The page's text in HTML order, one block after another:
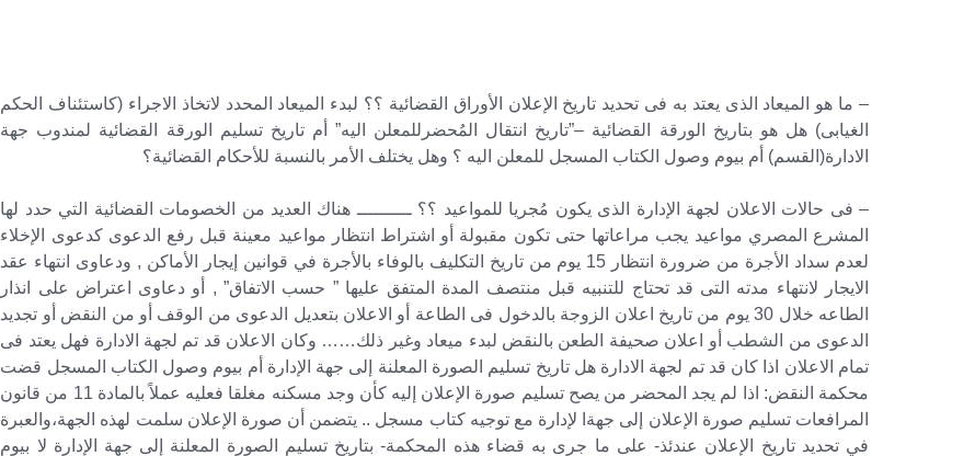
– ما هو الميعاد الذى يعتد به فى تحديد تاريخ الإعلان الأوراق القضائية ؟؟ لبدء الميعاد المحدد لاتخاذ الاجراء (كاستئناف الحكم
الغيابى) هل هو بتاريخ الورقة القضائية –”تاريخ انتقال المُحضرللمعلن اليه” أم تاريخ تسليم الورقة القضائية لمندوب جهة
الادارة(القسم) أم بيوم وصول الكتاب المسجل للمعلن اليه ؟ وهل يختلف الأمر بالنسبة للأحكام القضائية؟
– فى حالات الاعلان لجهة الإدارة الذى يكون مُجريا للمواعيد ؟؟ ــــــــــ هناك العديد من الخصومات القضائية التي حدد لها
المشرع المصري مواعيد يجب مراعاتها حتى تكون مقبولة أو اشتراط انتظار مواعيد معينة قبل رفع الدعوى كدعوى الإخلاء
لعدم سداد الأجرة من ضرورة انتظار 15 يوم من تاريخ التكليف بالوفاء بالأجرة في قوانين إيجار الأماكن , ودعاوى انتهاء عقد
الايجار لانتهاء مدته التى قد تحتاج للتنبيه قبل منتصف المدة المتفق عليها ” حسب الاتفاق” , أو دعاوى اعتراض على انذار
الطاعه خلال 30 يوم من تاريخ اعلان الزوجة بالدخول فى الطاعة أو الاعلان بتعديل الدعوى من الوقف أو من النقض أو تجديد
الدعوى من الشطب أو اعلان صحيفة الطعن بالنقض لبدء ميعاد وغير ذلك…… وكان الاعلان قد تم لجهة الادارة فهل يعتد فى
تمام الاعلان اذا كان قد تم لجهة الادارة هل تاريخ تسليم الصورة المعلنة إلى جهة الإدارة أم بيوم وصول الكتاب المسجل قضت
محكمة النقض: اذا لم يجد المحضر من يصح تسليم صورة الإعلان إليه كأن وجد مسكنه مغلقا فعليه عملاً بالمادة 11 من قانون
المرافعات تسليم صورة الإعلان إلى جهةا لإدارة مع توجيه كتاب مسجل .. يتضمن أن صورة الإعلان سلمت لهذه الجهة،والعبرة
في تحديد تاريخ الإعلان عندئذ- على ما جرى به قضاء هذه المحكمة- بتاريخ تسليم الصورة المعلنة إلى جهة الإدارة لا بيوم